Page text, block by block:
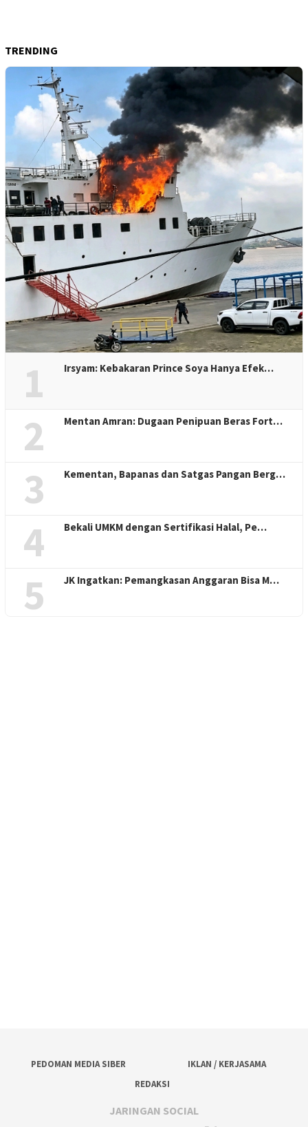
TRENDING
1 Irsyam: Kebakaran Prince Soya Hanya Efek…
2 Mentan Amran: Dugaan Penipuan Beras Fort…
3 Kementan, Bapanas dan Satgas Pangan Berg…
4 Bekali UMKM dengan Sertifikasi Halal, Pe…
5 JK Ingatkan: Pemangkasan Anggaran Bisa M…
PEDOMAN MEDIA SIBER
IKLAN / KERJASAMA
REDAKSI
JARINGAN SOCIAL